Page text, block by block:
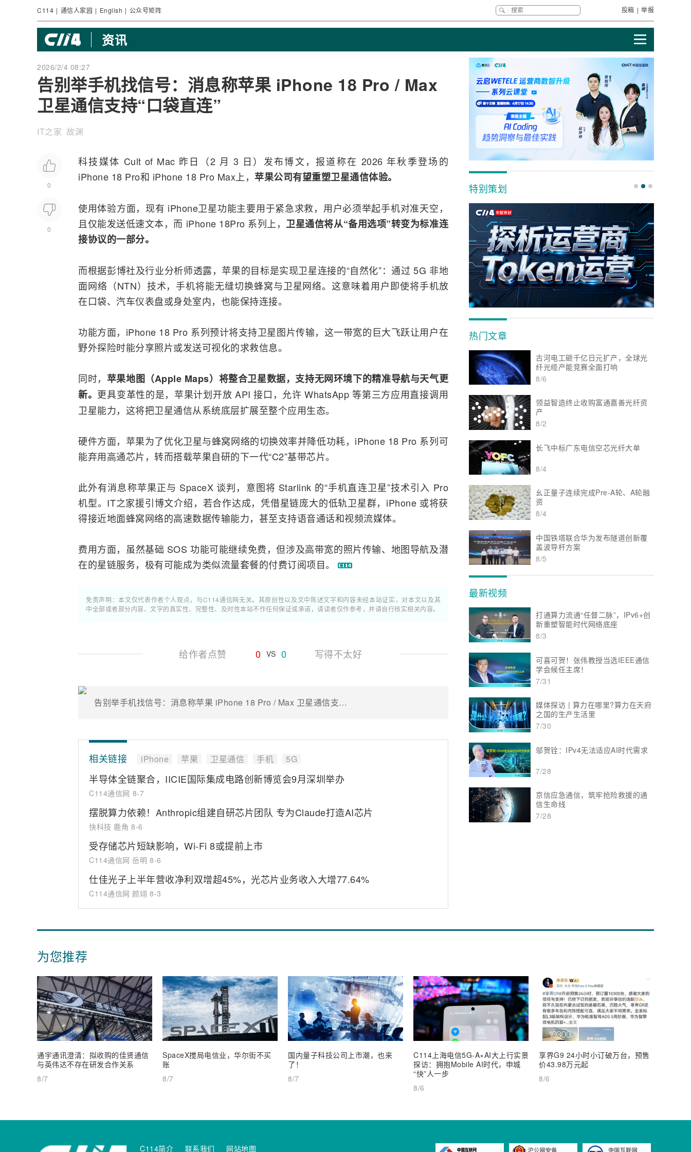
C114 | 通信人家园 | English | 公众号矩阵 投稿 | 举报
资讯
2026/2/4 08:27
告别举手机找信号：消息称苹果 iPhone 18 Pro / Max
卫星通信支持“口袋直连”
IT之家 故渊
0
0
科技媒体 Cult of Mac 昨日（2 月 3 日）发布博文，报道称在 2026 年秋季登场的
iPhone 18 Pro和 iPhone 18 Pro Max上， 苹果公司有望重塑卫星通信体验。
使用体验方面，现有 iPhone卫星功能主要用于紧急求救，用户必须举起手机对准天空，
且仅能发送低速文本，而 iPhone 18Pro 系列上， 卫星通信将从“备用选项”转变为标准连
接协议的一部分。
而根据彭博社及行业分析师透露，苹果的目标是实现卫星连接的“自然化”：通过5G 非地
面网络 （NTN）技术，手机将能无缝切换蜂窝与卫星网络。这意味着用户即使将手机放
在口袋、汽车仪表盘或身处室内，也能保持连接。
功能方面，iPhone 18 Pro 系列预计将支持卫星图片传输，这一带宽的巨大飞跃让用户在
野外探险时能分享照片或发送可视化的求救信息。
同时， 苹果地图（Apple Maps）将整合卫星数据，支持无网环境下的精准导航与天气更
新。 更具变革性的是，苹果计划开放 API 接口，允许 WhatsApp 等第三方应用直接调用
卫星能力，这将把卫星通信从系统底层扩展至整个应用生态。
硬件方面，苹果为了优化卫星与蜂窝网络的切换效率并降低功耗，iPhone 18 Pro 系列可
能弃用高通芯片，转而搭载苹果自研的下一代“C2”基带芯片。
此外有消息称苹果正与 SpaceX 谈判，意图将 Starlink 的“手机直连卫星”技术引入 Pro
机型。IT之家援引博文介绍，若合作达成，凭借星链庞大的低轨卫星群，iPhone 或将获
得接近地面蜂窝网络的高速数据传输能力，甚至支持语音通话和视频流媒体。
费用方面，虽然基础 SOS 功能可能继续免费，但涉及高带宽的照片传输、地图导航及潜
在的星链服务，极有可能成为类似流量套餐的付费订阅项目。
免责声明：本文仅代表作者个人观点，与C114通信网无关。其原创性以及文中陈述文字和内容未经本站证实，对本文以及其
中全部或者部分内容、文字的真实性、完整性、及时性本站不作任何保证或承诺，请读者仅作参考，并请自行核实相关内容。
给作者点赞 0 VS 0 写得不太好
告别举手机找信号：消息称苹果 iPhone 18 Pro / Max 卫星通信支持“口袋直连”
相关链接 iPhone 苹果 卫星通信 手机 5G
半导体全链聚合，IICIE国际集成电路创新博览会9月深圳举办
C114通信网 8-7
摆脱算力依赖！Anthropic组建自研芯片团队 专为Claude打造AI芯片
快科技 鹿角 8-6
受存储芯片短缺影响，Wi-Fi 8或提前上市
C114通信网 岳明 8-6
仕佳光子上半年营收净利双增超45%，光芯片业务收入大增77.64%
C114通信网 颜翊 8-3
特别策划
热门文章
古河电工砸千亿日元扩产，全球光
纤光缆产能竞赛全面打响
8/6
领益智造终止收购富通嘉善光纤资
产
8/2
长飞中标广东电信空芯光纤大单
8/4
幺正量子连续完成Pre-A轮、A轮融
资
8/4
中国铁塔联合华为发布隧道创新覆
盖波导杆方案
8/5
最新视频
打通算力流通“任督二脉”，IPv6+创
新重塑智能时代网络底座
8/3
可喜可贺！张伟教授当选IEEE通信
学会候任主席！
7/31
媒体探访 | 算力在哪里?算力在天府
之国的生产生活里
7/30
邬贺铨：IPv4无法适应AI时代需求
7/28
京信应急通信，筑牢抢险救援的通
信生命线
7/28
为您推荐
通宇通讯澄清：拟收购的佳贤通信
与英伟达不存在研发合作关系
8/7
SpaceX搅局电信业，华尔街不买
账
8/7
国内量子科技公司上市潮，也来
了！
8/7
C114上海电信5G-A×AI大上行实景
探访：拥抱Mobile AI时代，申城
“快”人一步
8/6
享界G9 24小时小订破万台，预售
价43.98万元起
8/6
C114简介 联系我们 网站地图